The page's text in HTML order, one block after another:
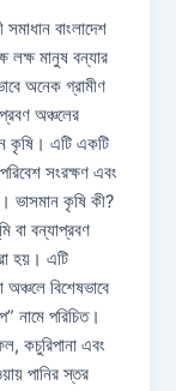
বাংলাদেশ
লক্ষ মানুষ বন্যার
অনেক গ্রামীণ
অঞ্চলের
কৃষি। এটি একটি
সংরক্ষণ এবং
ভাসমান কৃষি কী?
বা বন্যাপ্রবণ
হয়। এটি
বিশেষভাবে
নামে পরিচিত।
কচুরিপানা এবং
পানির স্তর